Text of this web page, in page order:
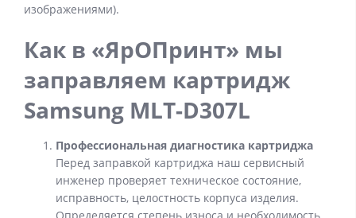
изображениями).
Как в «ЯрОПринт» мы
заправляем картридж
Samsung MLT-D307L
Профессиональная диагностика картриджа
Перед заправкой картриджа наш сервисный
инженер проверяет техническое состояние,
исправность, целостность корпуса изделия.